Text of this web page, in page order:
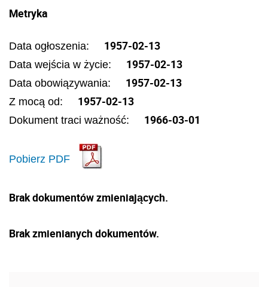
Metryka
Data ogłoszenia: 1957-02-13
Data wejścia w życie: 1957-02-13
Data obowiązywania: 1957-02-13
Z mocą od: 1957-02-13
Dokument traci ważność: 1966-03-01
Pobierz PDF
Brak dokumentów zmieniających.
Brak zmienianych dokumentów.